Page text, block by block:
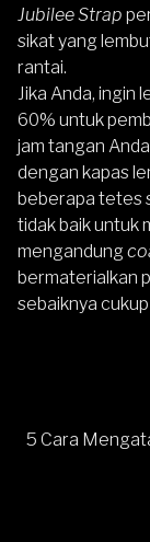
Jubilee Strap
sikat yang
rantai.
Jika Anda, ingin
60% untuk
jam tangan
dengan kapas
beberapa tetes
tidak baik untuk
mengandung
bermaterialkan
sebaiknya
5 Cara